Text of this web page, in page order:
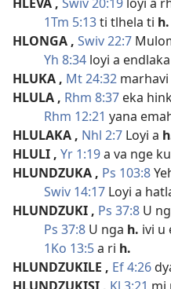
1Tm 5:13ti tlhela ti h.
HLONGA , Swiv 22:7
Yh 8:34 loyi a
HLUKA , Mt 24:32
HLULA , Rhm 8:37 eka
Rhm 12:21 yana
HLULAKA , Nhl 2:7 Loyi a
HLULI , Yr 1:19a va nge ku
HLUNDZUKA , Ps 103:8
Swiv 14:17 Loyi a
HLUNDZUKI , Ps 37:8 U
Ps 37:8 U nga h. ivi u
1Ko 13:5a ri h.
HLUNDZUKILE , Ef 4:26